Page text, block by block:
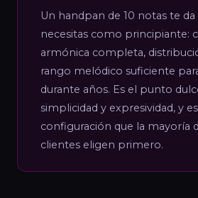
Un handpan de 10 notas te
necesitas como principiante:
armónica completa,
rango melódico suficiente
durante años. Es el punto
simplicidad y expresividad, y
configuración que la mayoría
clientes eligen primero.